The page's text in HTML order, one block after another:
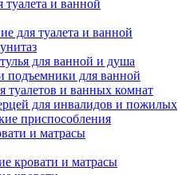
туалета и ванной
для туалета и ванной
для ванной и душа
подъемники для ванной
туалетов и ванных комнат
для инвалидов и пожилых
приспособления
и матрасы
кровати и матрасы